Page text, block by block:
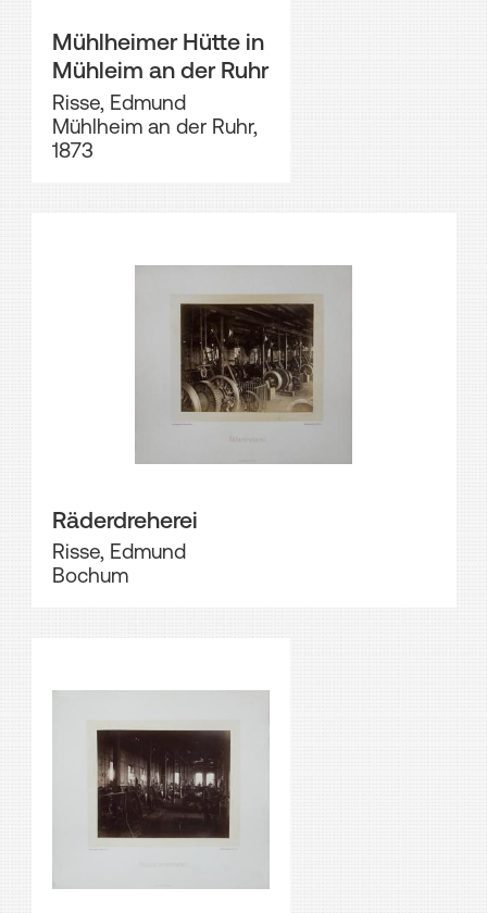
Mühlheimer Hütte in
Mühleim an der Ruhr
Risse, Edmund
Mühlheim an der Ruhr,
1873
Räderdreherei
Risse, Edmund
Bochum